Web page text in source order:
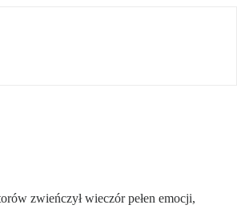
zwieńczył wieczór pełen emocji,